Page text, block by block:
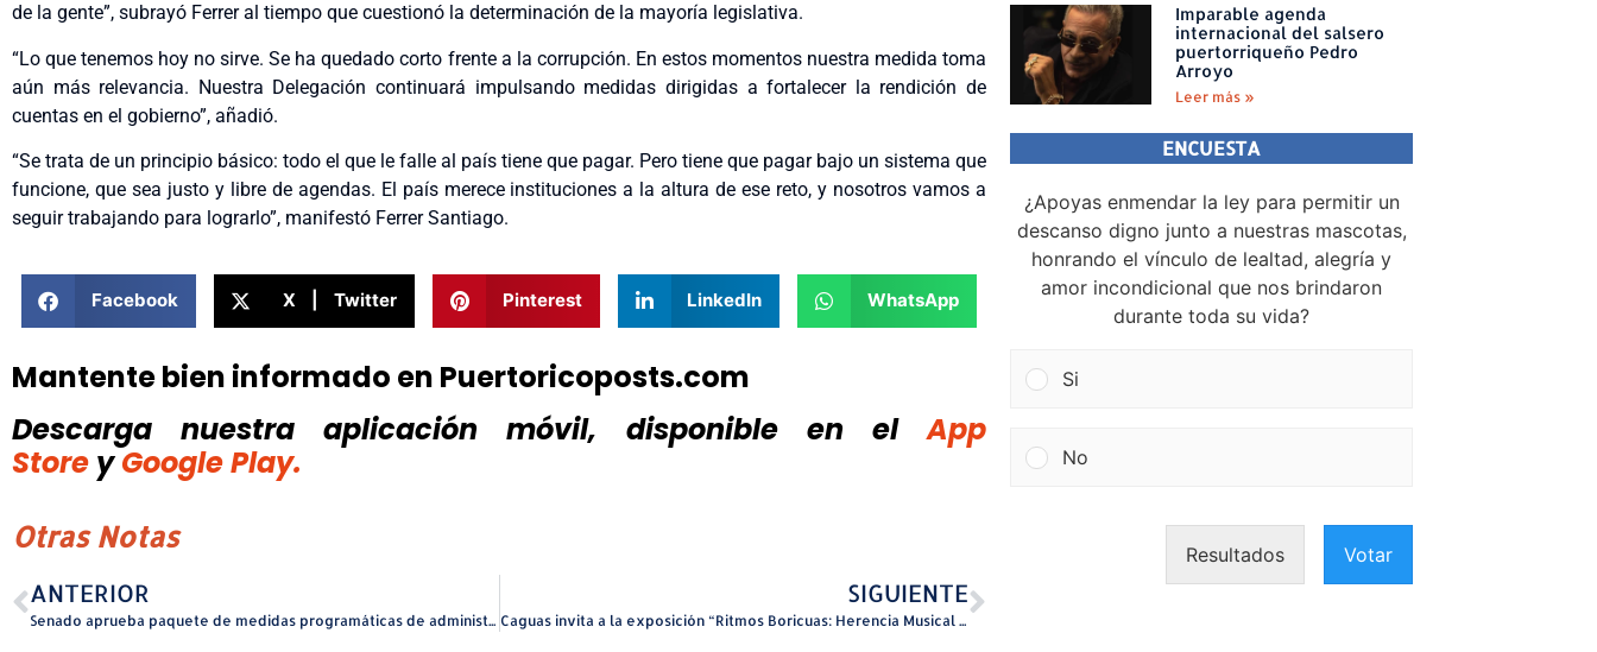
de la gente”, subrayó Ferrer al tiempo que cuestionó la determinación de la mayoría legislativa.
“Lo que tenemos hoy no sirve. Se ha quedado corto frente a la corrupción. En estos momentos nuestra medida toma
aún más relevancia. Nuestra Delegación continuará impulsando medidas dirigidas a fortalecer la rendición de
cuentas en el gobierno”, añadió.
“Se trata de un principio básico: todo el que le falle al país tiene que pagar. Pero tiene que pagar bajo un sistema que
funcione, que sea justo y libre de agendas. El país merece instituciones a la altura de ese reto, y nosotros vamos a
seguir trabajando para lograrlo”, manifestó Ferrer Santiago.
Facebook X | Twitter Pinterest LinkedIn WhatsApp
Mantente bien informado en Puertoricoposts.com
Descarga nuestra aplicación móvil, disponible
en el
App
Store y Google Play.
Otras Notas
ANTERIOR
Senado aprueba paquete de medidas programáticas de administración
SIGUIENTE
Caguas invita a la exposición “Ritmos Boricuas: Herencia Musical de Puerto Rico” “En conmemoración del 50 aniversario de la Fundación del Centro–Casa Paoli”
Imparable agenda
internacional del salsero
puertorriqueño Pedro
Arroyo
Leer más »
ENCUESTA
¿Apoyas enmendar la ley para permitir un
descanso digno junto a nuestras mascotas,
honrando el vínculo de lealtad, alegría y
amor incondicional que nos brindaron
durante toda su vida?
Si
No
Resultados Votar